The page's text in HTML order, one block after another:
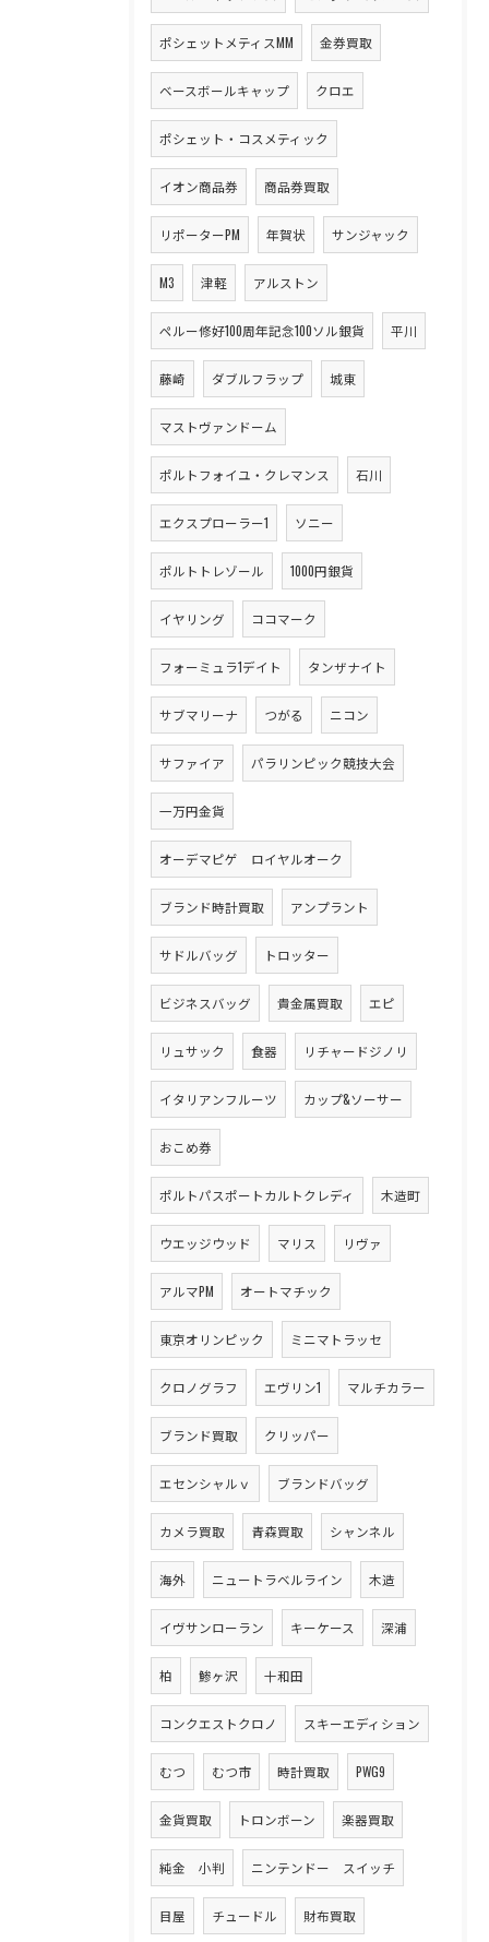
ポシェットメティスMM 金券買取
ベースボールキャップ クロエ
ポシェット・コスメティック
イオン商品券 商品券買取
リポーターPM 年賀状 サンジャック
M3 津軽 アルストン
ペルー修好100周年記念100ソル銀貨 平川
藤崎 ダブルフラップ 城東
マストヴァンドーム
ポルトフォイユ・クレマンス 石川
エクスプローラー1 ソニー
ポルトトレゾール 1000円銀貨
イヤリング ココマーク
フォーミュラ1デイト タンザナイト
サブマリーナ つがる ニコン
サファイア パラリンピック競技大会
一万円金貨
オーデマピゲ ロイヤルオーク
ブランド時計買取 アンプラント
サドルバッグ トロッター
ビジネスバッグ 貴金属買取 エピ
リュサック 食器 リチャードジノリ
イタリアンフルーツ カップ&ソーサー
おこめ券
ポルトパスポートカルトクレディ 木造町
ウエッジウッド マリス リヴァ
アルマPM オートマチック
東京オリンピック ミニマトラッセ
クロノグラフ エヴリン1 マルチカラー
ブランド買取 クリッパー
エセンシャルｖ ブランドバッグ
カメラ買取 青森買取 シャンネル
海外 ニュートラベルライン 木造
イヴサンローラン キーケース 深浦
柏 鯵ヶ沢 十和田
コンクエストクロノ スキーエディション
むつ むつ市 時計買取 PWG9
金貨買取 トロンボーン 楽器買取
純金 小判 ニンテンドー スイッチ
目屋 チュードル 財布買取